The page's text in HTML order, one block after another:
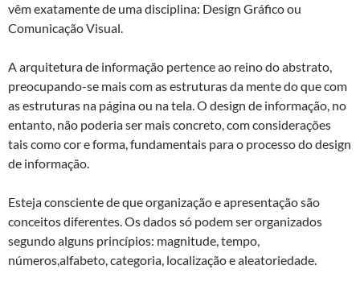
vêm exatamente de uma disciplina: Design Gráfico ou
Comunicação Visual.
A arquitetura de informação pertence ao reino do abstrato,
preocupando-se mais com as estruturas da mente do que com
as estruturas na página ou na tela. O design de informação, no
entanto, não poderia ser mais concreto, com considerações
tais como cor e forma, fundamentais para o processo do design
de informação.
Esteja consciente de que organização e apresentação são
conceitos diferentes. Os dados só podem ser organizados
segundo alguns princípios: magnitude, tempo,
números,alfabeto, categoria, localização e aleatoriedade.